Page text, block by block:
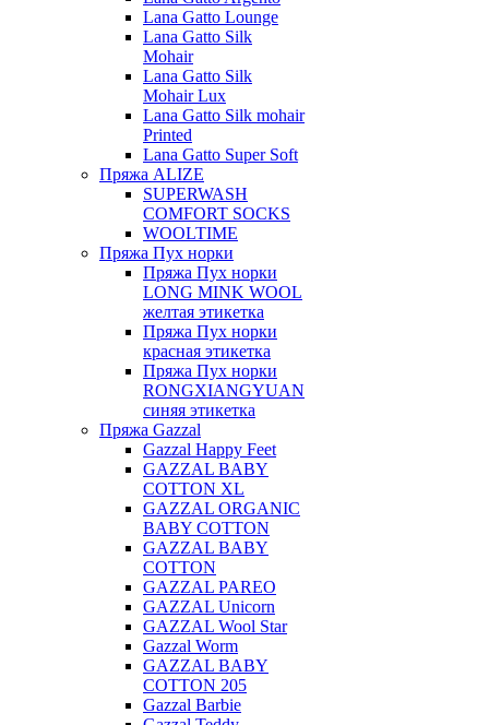
Lana Gatto Lounge
Lana Gatto Silk
Mohair
Lana Gatto Silk
Mohair Lux
Lana Gatto Silk mohair
Printed
Lana Gatto Super Soft
Пряжа ALIZE
SUPERWASH
COMFORT SOCKS
WOOLTIME
Пряжа Пух норки
Пряжа Пух норки
LONG MINK WOOL
желтая этикетка
Пряжа Пух норки
красная этикетка
Пряжа Пух норки
RONGXIANGYUAN
синяя этикетка
Пряжа Gazzal
Gazzal Happy Feet
GAZZAL BABY
COTTON XL
GAZZAL ORGANIC
BABY COTTON
GAZZAL BABY
COTTON
GAZZAL PAREO
GAZZAL Unicorn
GAZZAL Wool Star
Gazzal Worm
GAZZAL BABY
COTTON 205
Gazzal Barbie